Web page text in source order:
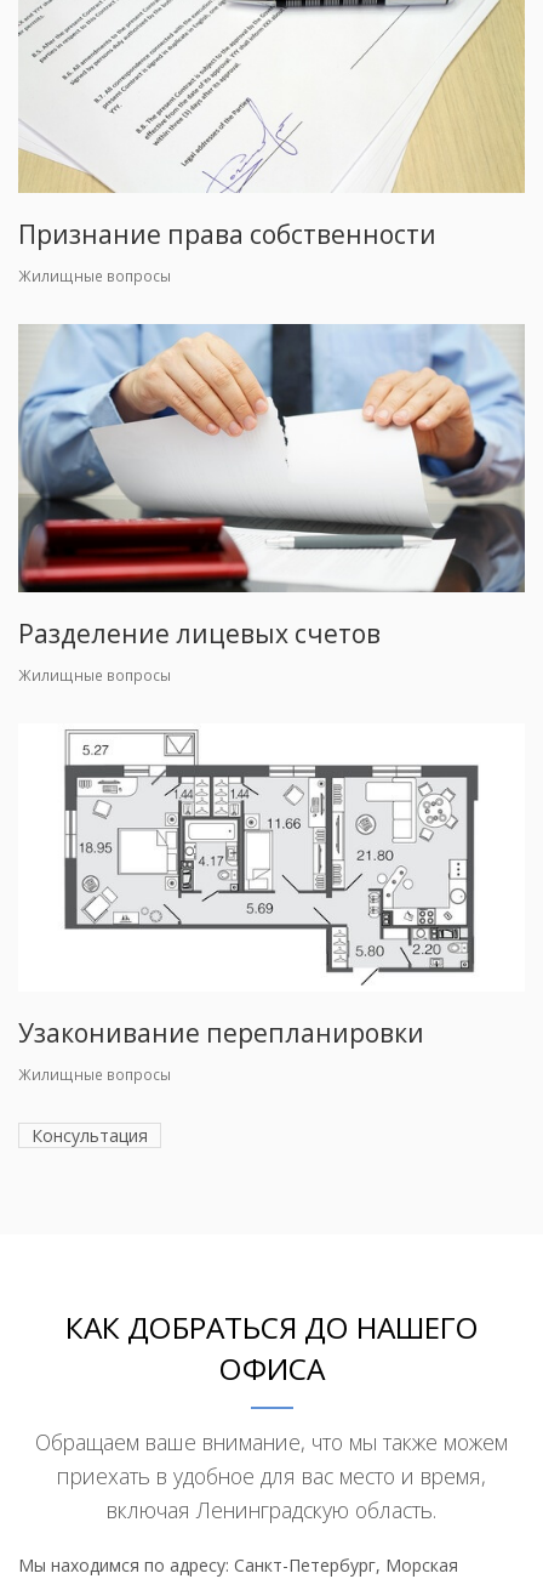
Признание права собственности
Жилищные вопросы
Разделение лицевых счетов
Жилищные вопросы
Узаконивание перепланировки
Жилищные вопросы
Консультация
КАК ДОБРАТЬСЯ ДО НАШЕГО
ОФИСА
Обращаем ваше внимание, что мы также можем
приехать в удобное для вас место и время,
включая Ленинградскую область.
Мы находимся по адресу: Санкт-Петербург, Морская